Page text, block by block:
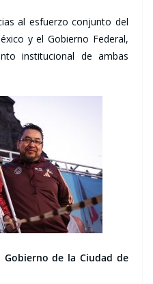
al esfuerzo conjunto del
y el Gobierno Federal,
institucional de ambas
de la Ciudad de